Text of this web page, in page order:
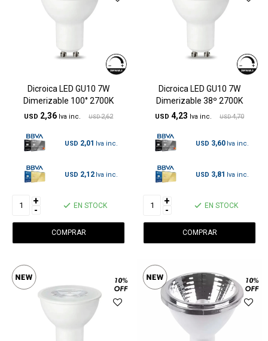
Dicroica LED GU10 7W
Dimerizable 100° 2700K
USD 2,36 USD 2,62
USD 2,01
USD 2,12
+
- EN STOCK
Dicroica LED GU10 7W
Dimerizable 38º 2700K
USD 4,23 USD 4,70
USD 3,60
USD 3,81
+
- EN STOCK